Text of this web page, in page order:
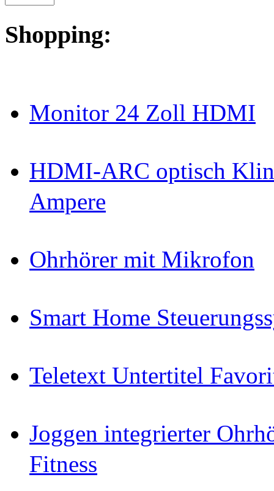
Shopping:
Monitor 24 Zoll HDMI
HDMI-ARC optisch
Ampere
Ohrhörer mit Mikrofon
Smart Home
Teletext Untertitel
Joggen integrierter
Fitness